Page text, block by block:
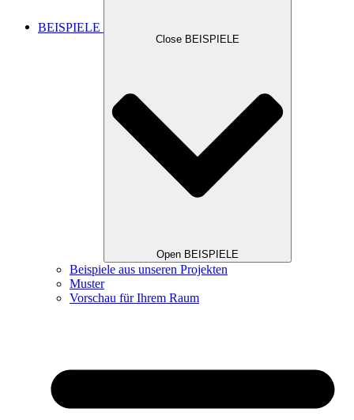
BEISPIELE
Close BEISPIELE
Open BEISPIELE
Beispiele aus unseren Projekten
Muster
Vorschau für Ihrem Raum